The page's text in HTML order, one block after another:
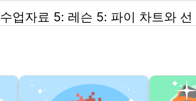
수업자료 5: 레슨 5: 파이 차트와 선